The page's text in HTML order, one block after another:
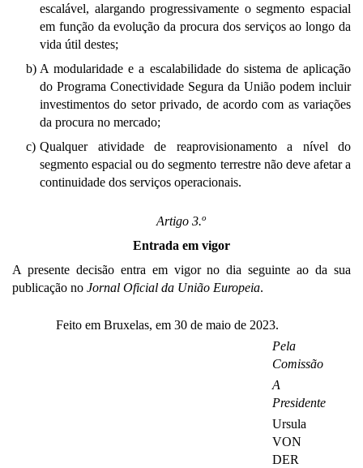
escalável, alargando progressivamente o segmento espacial
em função da evolução da procura dos serviços ao longo da
vida útil destes;
b) A modularidade e a escalabilidade do sistema de aplicação
do Programa Conectividade Segura da União podem incluir
investimentos do setor privado, de acordo com as variações
da procura no mercado;
c) Qualquer atividade de reaprovisionamento a nível do
segmento espacial ou do segmento terrestre não deve afetar a
continuidade dos serviços operacionais.
Artigo 3.o
Entrada em vigor
A presente decisão entra em vigor no dia seguinte ao da sua
publicação no Jornal Oficial da União Europeia.
Feito em Bruxelas, em 30 de maio de 2023.
Pela
Comissão
A
Presidente
Ursula
VON
DER